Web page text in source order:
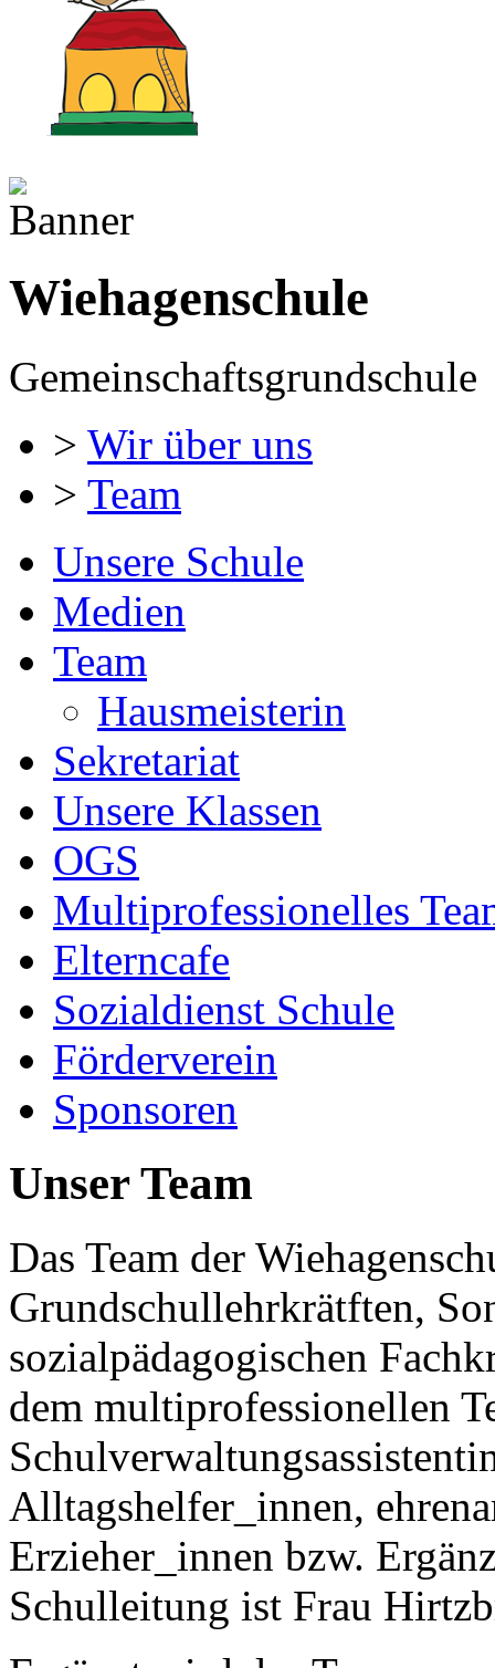
Wiehagenschule
Gemeinschaftsgrundschule
> Wir über uns
> Team
Unsere Schule
Medien
Team
Hausmeisterin
Sekretariat
Unsere Klassen
OGS
Multiprofessionelles
Elterncafe
Sozialdienst Schule
Förderverein
Sponsoren
Unser Team
Das Team der
Grundschullehrkrätften,
sozialpädagogischen
dem multiprofessionellen
Alltagshelfer_innen,
Erzieher_innen bzw.
Schulleitung ist Frau